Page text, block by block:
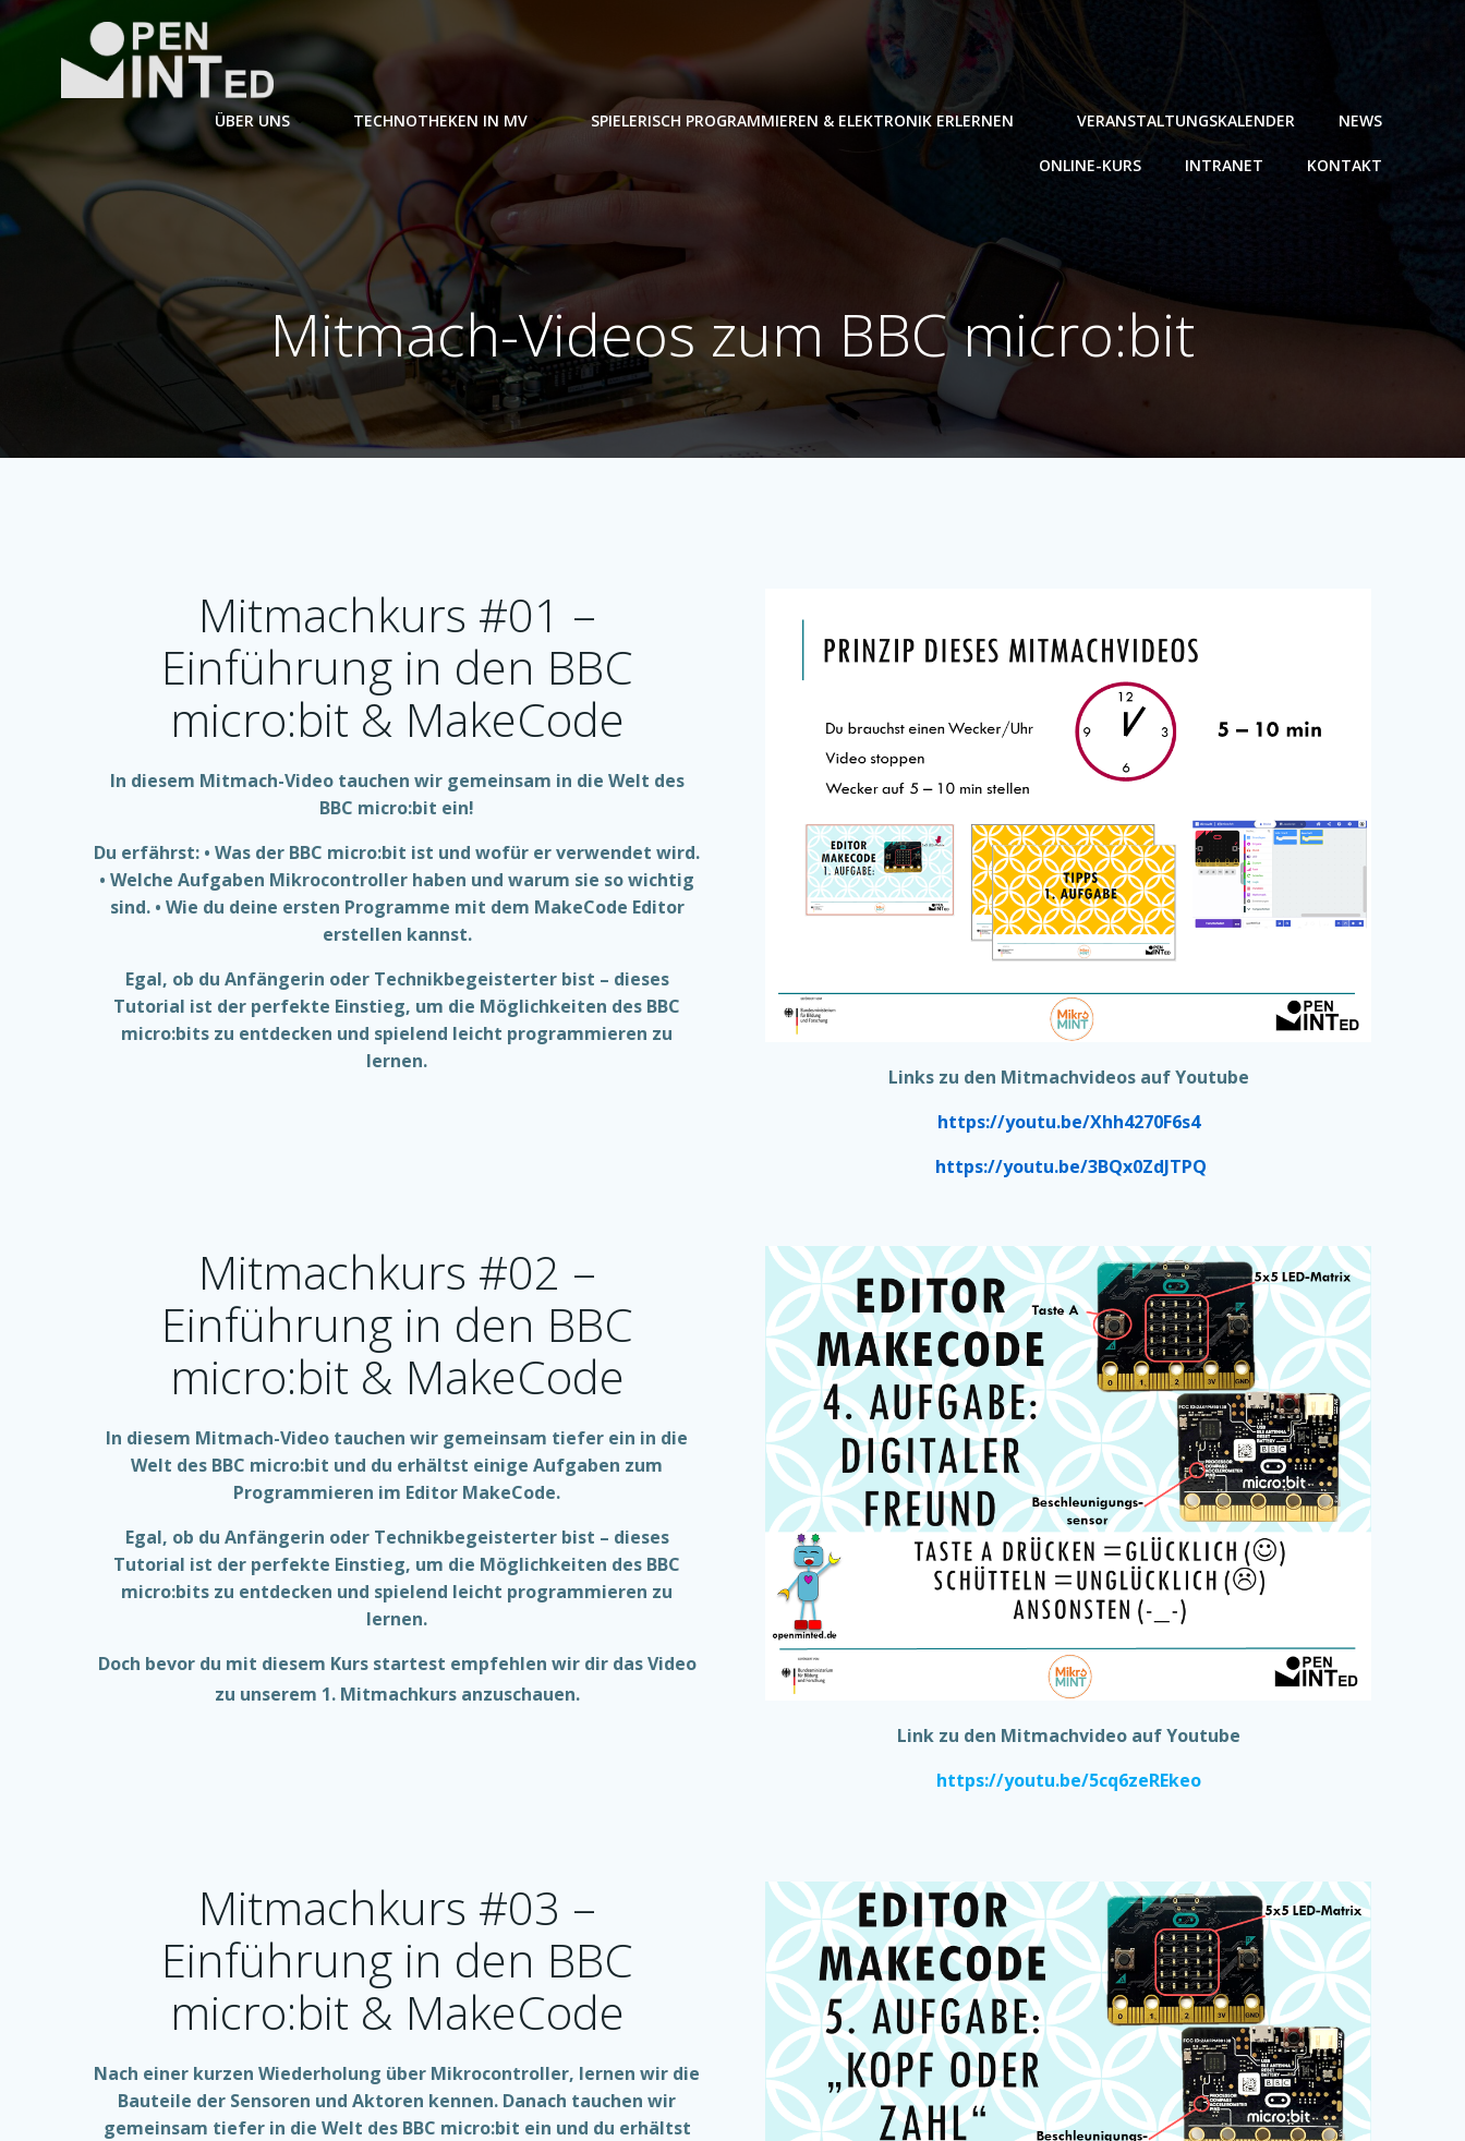
Zum
springen
ÜBER UNS TECHNOTHEKEN IN MV SPIELERISCH PROGRAMMIEREN & ELEKTRONIK ERLERNEN VERANSTALTUNGSKALENDER NEWS
ONLINE-KURS INTRANET KONTAKT
Mitmach-Videos zum BBC micro:bit
Mitmachkurs #01 –
Einführung in den BBC
micro:bit & MakeCode
In diesem Mitmach-Video tauchen wir gemeinsam in die Welt des
BBC micro:bit ein!
Du erfährst: • Was der BBC micro:bit ist und wofür er verwendet wird.
• Welche Aufgaben Mikrocontroller haben und warum sie so wichtig
sind. • Wie du deine ersten Programme mit dem MakeCode Editor
erstellen kannst.
Egal, ob du Anfängerin oder Technikbegeisterter bist – dieses
Tutorial ist der perfekte Einstieg, um die Möglichkeiten des BBC
micro:bits zu entdecken und spielend leicht programmieren zu
lernen.
Links zu den Mitmachvideos auf Youtube
https://youtu.be/Xhh4270F6s4
https://youtu.be/3BQx0ZdJTPQ
Mitmachkurs #02 –
Einführung in den BBC
micro:bit & MakeCode
In diesem Mitmach-Video tauchen wir gemeinsam tiefer ein in die
Welt des BBC micro:bit und du erhältst einige Aufgaben zum
Programmieren im Editor MakeCode.
Egal, ob du Anfängerin oder Technikbegeisterter bist – dieses
Tutorial ist der perfekte Einstieg, um die Möglichkeiten des BBC
micro:bits zu entdecken und spielend leicht programmieren zu
lernen.
Doch bevor du mit diesem Kurs startest empfehlen wir dir das Video
zu unserem 1. Mitmachkurs anzuschauen.
Link zu den Mitmachvideo auf Youtube
https://youtu.be/5cq6zeREkeo
Mitmachkurs #03 –
Einführung in den BBC
micro:bit & MakeCode
Nach einer kurzen Wiederholung über Mikrocontroller, lernen wir die
Bauteile der Sensoren und Aktoren kennen. Danach tauchen wir
gemeinsam tiefer in die Welt des BBC micro:bit ein und du erhältst